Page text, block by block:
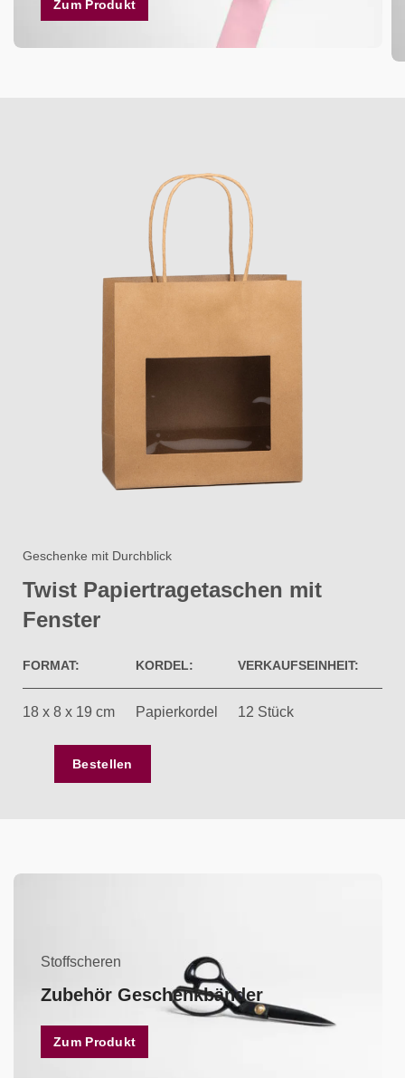
Zum Produkt
Geschenke mit Durchblick
Twist Papiertragetaschen mit
Fenster​
FORMAT: KORDEL: VERKAUFSEINHEIT:
18 x 8 x 19 cm Papierkordel 12 Stück
Bestellen
Stoffscheren
Zubehör Geschenkbänder
Zum Produkt